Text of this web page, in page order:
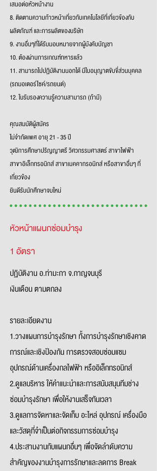
เสนอต่อหัวหน้างาน
8. ติดตามความก้าวหน้าเกี่ยวกับเทคโนโลยีที่เกี่ยวข้องกับ
ผลิตภัณฑ์ และการผลิตของบริษัท
9. งานอื่นๆที่ได้รับมอบหมายจากผู้บังคับบัญชา
10. ต้องผ่านการเกณฑ์ทหารแล้ว
11. สามารถไปปฏิบัติงานนอกได้ มีใบอนุญาตขับขี่ส่วนบุคคล
(รถมอเตอร์ไซค์/รถยนต์)
12. ใบรับรองความรู้ความสามารถ (ถ้ามี)
คุณสมบัติผู้สมัคร
ไม่จำกัดเพศ อายุ 21 - 35 ปี
วุฒิการศึกษาปริญญาตรี วิศวกรรมศาสตร์ สาขาไฟฟ้า
สาขาอิเล็กทรอนิกส์ สาขาเมคคาทรอนิกส์ หรือสาขาอื่นๆ ที่
เกี่ยวข้อง
ยินดีรับนักศึกษาจบใหม่
หัวหน้าแผนกซ่อมบำรุง
1 อัตรา
ปฏิบัติงาน อ.ท่ามะกา จ.กาญจนบุรี
เงินเดือน ตามตกลง
รายละเอียดงาน
1.วางแผนการบำรุงรักษา ทั้งการบำรุงรักษาเชิงคาด
การณ์และเชิงป้องกัน การตรวจสอบซ่อมแซม
อุปกรณ์ด้านเครื่องกลไฟฟ้า หรืออิเล็กทรอนิกส์
2.ดูแลบริหาร ให้คำแนะนำและการสนับสนุนทีมช่าง
ซ่อมบำรุงรักษา เพื่อให้งานเสร็จทันเวลา
3.ดูแลการจัดหาและจัดเก็บ อะไหล่ อุปกรณ์ เครื่องมือ
และวัสดุที่จำเป็นต่อกิจกรรมการซ่อมบำรุง
4.ประสานงานกับแผนกอื่นๆ เพื่อจัดลำดับความ
สำคัญของงานบำรุงการรักษาและลดการ Break